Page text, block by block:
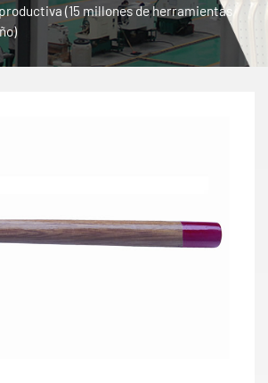
(15 millones de herramientas